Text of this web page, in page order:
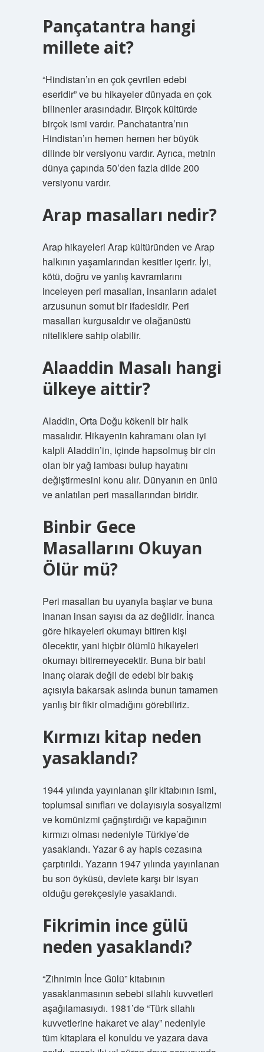
Pançatantra hangi
millete ait?
“Hindistan’ın en çok çevrilen edebi
eseridir” ve bu hikayeler dünyada en çok
bilinenler arasındadır. Birçok kültürde
birçok ismi vardır. Panchatantra’nın
Hindistan’ın hemen hemen her büyük
dilinde bir versiyonu vardır. Ayrıca, metnin
dünya çapında 50’den fazla dilde 200
versiyonu vardır.
Arap masalları nedir?
Arap hikayeleri Arap kültüründen ve Arap
halkının yaşamlarından kesitler içerir. İyi,
kötü, doğru ve yanlış kavramlarını
inceleyen peri masalları, insanların adalet
arzusunun somut bir ifadesidir. Peri
masalları kurgusaldır ve olağanüstü
niteliklere sahip olabilir.
Alaaddin Masalı hangi
ülkeye aittir?
Aladdin, Orta Doğu kökenli bir halk
masalıdır. Hikayenin kahramanı olan iyi
kalpli Aladdin’in, içinde hapsolmuş bir cin
olan bir yağ lambası bulup hayatını
değiştirmesini konu alır. Dünyanın en ünlü
ve anlatılan peri masallarından biridir.
Binbir Gece
Masallarını Okuyan
Ölür mü?
Peri masalları bu uyarıyla başlar ve buna
inanan insan sayısı da az değildir. İnanca
göre hikayeleri okumayı bitiren kişi
ölecektir, yani hiçbir ölümlü hikayeleri
okumayı bitiremeyecektir. Buna bir batıl
inanç olarak değil de edebi bir bakış
açısıyla bakarsak aslında bunun tamamen
yanlış bir fikir olmadığını görebiliriz.
Kırmızı kitap neden
yasaklandı?
1944 yılında yayınlanan şiir kitabının ismi,
toplumsal sınıfları ve dolayısıyla sosyalizmi
ve komünizmi çağrıştırdığı ve kapağının
kırmızı olması nedeniyle Türkiye’de
yasaklandı. Yazar 6 ay hapis cezasına
çarptırıldı. Yazarın 1947 yılında yayınlanan
bu son öyküsü, devlete karşı bir isyan
olduğu gerekçesiyle yasaklandı.
Fikrimin ince gülü
neden yasaklandı?
“Zihnimin İnce Gülü” kitabının
yasaklanmasının sebebi silahlı kuvvetleri
aşağılamasıydı. 1981’de “Türk silahlı
kuvvetlerine hakaret ve alay” nedeniyle
tüm kitaplara el konuldu ve yazara dava